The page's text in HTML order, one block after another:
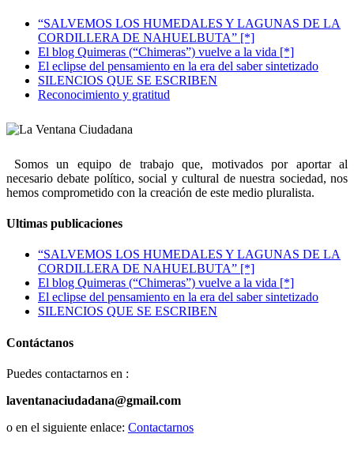
“SALVEMOS LOS HUMEDALES Y LAGUNAS DE LA
CORDILLERA DE NAHUELBUTA” [*]
El blog Quimeras (“Chimeras”) vuelve a la vida [*]
El eclipse del pensamiento en la era del saber sintetizado
SILENCIOS QUE SE ESCRIBEN
Reconocimiento y gratitud
Somos un equipo de trabajo que, motivados por aportar al
necesario debate político, social y cultural de nuestra sociedad, nos
hemos comprometido con la creación de este medio pluralista.
Ultimas publicaciones
“SALVEMOS LOS HUMEDALES Y LAGUNAS DE LA
CORDILLERA DE NAHUELBUTA” [*]
El blog Quimeras (“Chimeras”) vuelve a la vida [*]
El eclipse del pensamiento en la era del saber sintetizado
SILENCIOS QUE SE ESCRIBEN
Contáctanos
Puedes contactarnos en :
laventanaciudadana@gmail.com
o en el siguiente enlace: Contactarnos